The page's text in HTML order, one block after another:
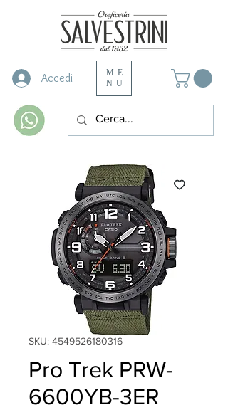
Accedi
ME
NU
SKU: 4549526180316
Pro Trek PRW-
6600YB-3ER